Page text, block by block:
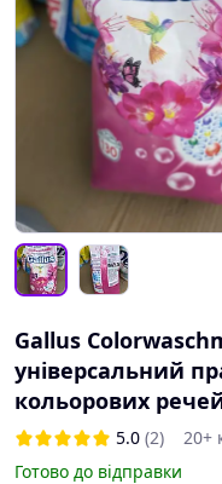
Gallus
універсальний
кольорових
5.0 (2)
20+
Готово до відправки